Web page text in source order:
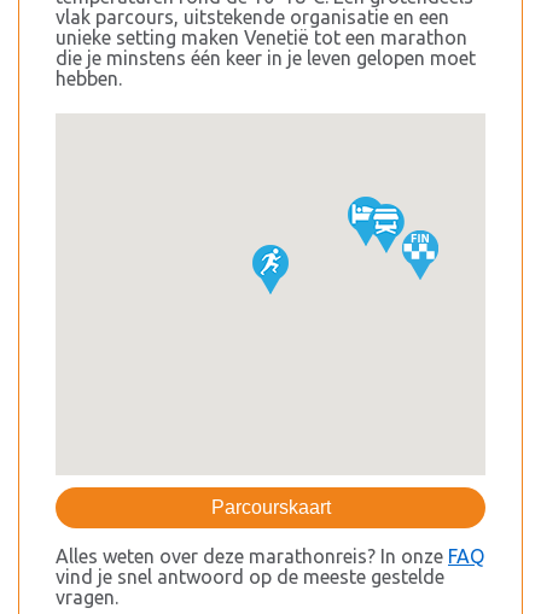
vlak parcours, uitstekende organisatie en een
unieke setting maken Venetië tot een marathon
die je minstens één keer in je leven gelopen moet
hebben.
Parcourskaart
Alles weten over deze marathonreis? In onze FAQ
vind je snel antwoord op de meeste gestelde
vragen.